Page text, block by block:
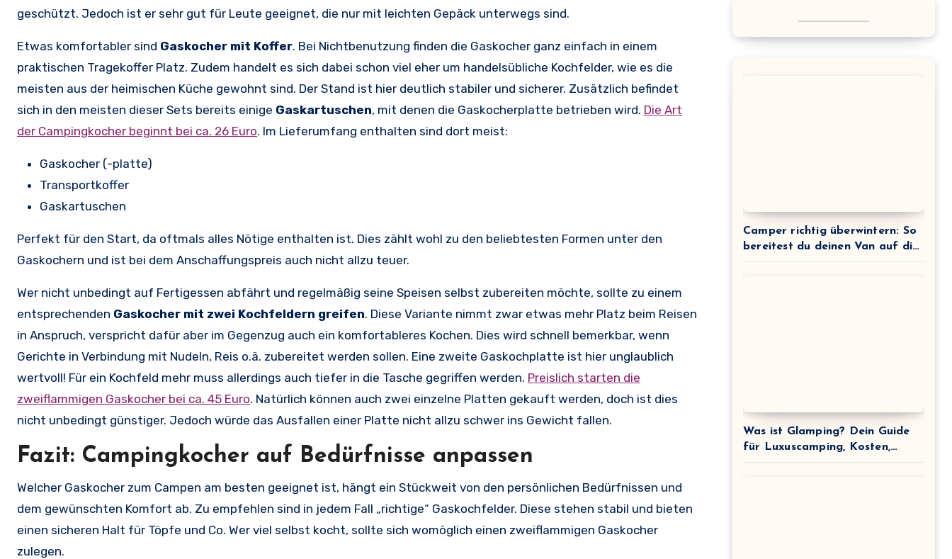
geschützt. Jedoch ist er sehr gut für Leute geeignet, die nur mit leichten Gepäck unterwegs sind.
Etwas komfortabler sind Gaskocher mit Koffer. Bei Nichtbenutzung finden die Gaskocher ganz einfach in einem
praktischen Tragekoffer Platz. Zudem handelt es sich dabei schon viel eher um handelsübliche Kochfelder, wie es die
meisten aus der heimischen Küche gewohnt sind. Der Stand ist hier deutlich stabiler und sicherer. Zusätzlich befindet
sich in den meisten dieser Sets bereits einige Gaskartuschen, mit denen die Gaskocherplatte betrieben wird. Die Art
der Campingkocher beginnt bei ca. 26 Euro. Im Lieferumfang enthalten sind dort meist:
Gaskocher (-platte)
Transportkoffer
Gaskartuschen
Perfekt für den Start, da oftmals alles Nötige enthalten ist. Dies zählt wohl zu den beliebtesten Formen unter den
Gaskochern und ist bei dem Anschaffungspreis auch nicht allzu teuer.
Wer nicht unbedingt auf Fertigessen abfährt und regelmäßig seine Speisen selbst zubereiten möchte, sollte zu einem
entsprechenden Gaskocher mit zwei Kochfeldern greifen. Diese Variante nimmt zwar etwas mehr Platz beim Reisen
in Anspruch, verspricht dafür aber im Gegenzug auch ein komfortableres Kochen. Dies wird schnell bemerkbar, wenn
Gerichte in Verbindung mit Nudeln, Reis o.ä. zubereitet werden sollen. Eine zweite Gaskochplatte ist hier unglaublich
wertvoll! Für ein Kochfeld mehr muss allerdings auch tiefer in die Tasche gegriffen werden. Preislich starten die
zweiflammigen Gaskocher bei ca. 45 Euro. Natürlich können auch zwei einzelne Platten gekauft werden, doch ist dies
nicht unbedingt günstiger. Jedoch würde das Ausfallen einer Platte nicht allzu schwer ins Gewicht fallen.
Fazit: Campingkocher auf Bedürfnisse anpassen
Welcher Gaskocher zum Campen am besten geeignet ist, hängt ein Stückweit von den persönlichen Bedürfnissen und
dem gewünschten Komfort ab. Zu empfehlen sind in jedem Fall „richtige“ Gaskochfelder. Diese stehen stabil und bieten
einen sicheren Halt für Töpfe und Co. Wer viel selbst kocht, sollte sich womöglich einen zweiflammigen Gaskocher
zulegen.
Camper richtig überwintern: So
bereitest du deinen Van auf die
Winterpause vor
Was ist Glamping? Dein Guide
für Luxuscamping, Kosten,
Anbieter & Tipps